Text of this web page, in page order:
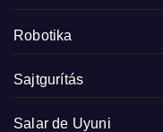
Robotika
Sajtgurítás
Salar de Uyuni